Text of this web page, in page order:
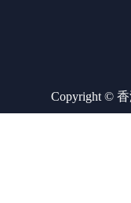
Copyright © 香